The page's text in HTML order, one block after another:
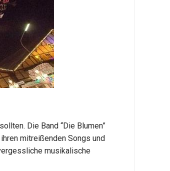
Die Band “Die Blumen”
mitreißenden Songs und
musikalische